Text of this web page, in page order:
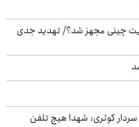
چینی مجهز شد؟/ تهدید جدی
سردار کوثری: شهدا هیچ تلفن